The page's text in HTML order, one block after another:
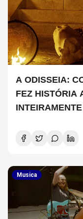
A ODISSEIA:
FEZ HISTÓRIA
Musica